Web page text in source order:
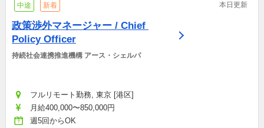
中途 新着 本日更新
政策渉外マネージャー / Chief
Policy Officer
持続社会連携推進機構 アース・シェルパ
フルリモート勤務, 東京 [港区]
月給400,000〜850,000円
週5回からOK